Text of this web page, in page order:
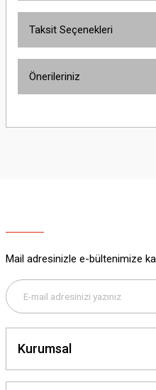
Taksit Seçenekleri
Önerileriniz
yetersiz gördüğünüz noktaları
Bu ürüne benzer farklı
Mail adresinizle e-bültenimize
Kurumsal